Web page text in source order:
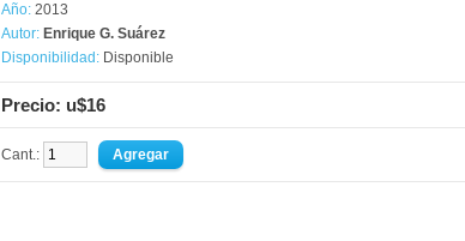
Año: 2013
Autor: Enrique G. Suárez
Disponibilidad: Disponible
Precio: u$16
Cant.: